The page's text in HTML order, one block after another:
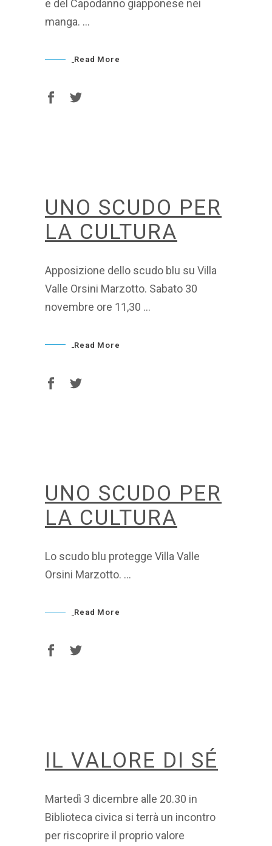
e del Capodanno giapponese nei
manga.
Read More
UNO SCUDO PER
LA CULTURA
Apposizione dello scudo blu su Villa
Valle Orsini Marzotto. Sabato 30
novembre ore 11,30
Read More
UNO SCUDO PER
LA CULTURA
Lo scudo blu protegge Villa Valle
Orsini Marzotto.
Read More
IL VALORE DI SÉ
Martedì 3 dicembre alle 20.30 in
Biblioteca civica si terrà un incontro
per riscoprire il proprio valore